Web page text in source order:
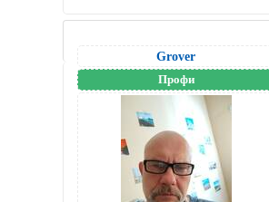
Grover
Профи